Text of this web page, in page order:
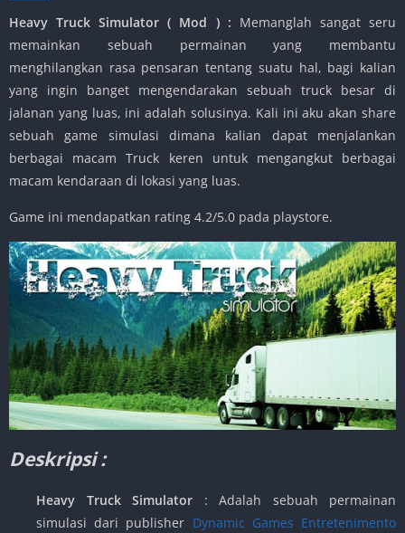
Heavy Truck Simulator ( Mod ) : Memanglah sangat seru
memainkan sebuah permainan yang membantu
menghilangkan rasa pensaran tentang suatu hal, bagi kalian
yang ingin banget mengendarakan sebuah truck besar di
jalanan yang luas, ini adalah solusinya. Kali ini aku akan share
sebuah game simulasi dimana kalian dapat menjalankan
berbagai macam Truck keren untuk mengangkut berbagai
macam kendaraan di lokasi yang luas.
Game ini mendapatkan rating 4.2/5.0 pada playstore.
Deskripsi :
Heavy Truck Simulator : Adalah sebuah permainan
simulasi dari publisher Dynamic Games Entretenimento